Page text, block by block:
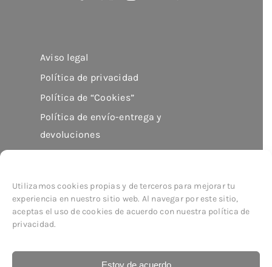
Utilizamos cookies propias y de terceros para mejorar tu
experiencia en nuestro sitio web. Al navegar por este sitio,
aceptas el uso de cookies de acuerdo con nuestra política de
privacidad.
Estoy de acuerdo
Aviso legal
Política de privacidad
Política de “Cookies”
Política de envío-entrega y
devoluciones
© Copyright 2026imor| All Rights Reserved